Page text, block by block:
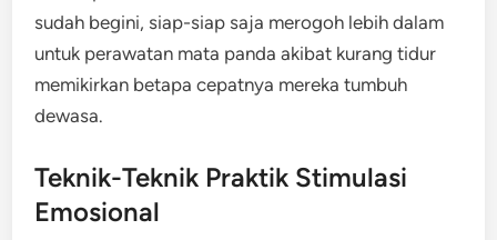
sudah begini, siap-siap saja merogoh lebih dalam
untuk perawatan mata panda akibat kurang tidur
memikirkan betapa cepatnya mereka tumbuh
dewasa.
Teknik-Teknik Praktik Stimulasi
Emosional